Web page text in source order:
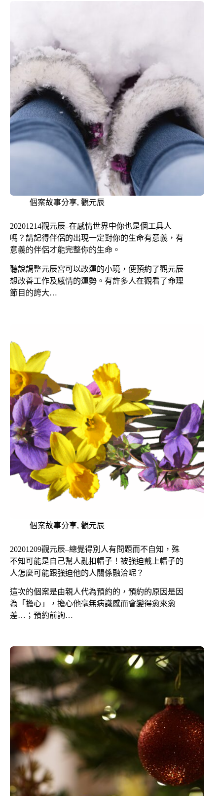
個案故事分享, 觀元辰
20201214觀元辰–在感情世界中你也是個工具人
嗎？請記得伴侶的出現一定對你的生命有意義，有
意義的伴侶才能完整你的生命。
聽說調整元辰宮可以改運的小璄，便預約了觀元辰
想改善工作及感情的運勢。有許多人在觀看了命理
節目的誇大…
個案故事分享, 觀元辰
20201209觀元辰–總覺得別人有問題而不自知，殊
不知可能是自己幫人亂扣帽子！被強迫戴上帽子的
人怎麼可能跟強迫他的人關係融洽呢？
這次的個案是由親人代為預約的，預約的原因是因
為「擔心」，擔心他毫無病識感而會變得愈來愈
差…；預約前詢…